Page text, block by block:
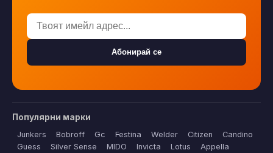
Абонирай се
Популярни марки
Junkers Bobroff Gc Festina Welder Citizen
Candino
Guess
Silver Sense MIDO Invicta Lotus
Appella